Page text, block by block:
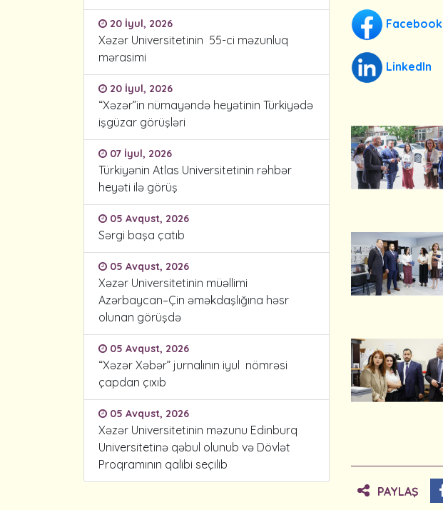
20 İyul, 2026
Xəzər Universitetinin 55-ci məzunluq
mərasimi
20 İyul, 2026
“Xəzər”in nümayəndə heyətinin Türkiyədə
işgüzar görüşləri
07 İyul, 2026
Türkiyənin Atlas Universitetinin rəhbər
heyəti ilə görüş
05 Avqust, 2026
Sərgi başa çatıb
05 Avqust, 2026
Xəzər Universitetinin müəllimi
Azərbaycan–Çin əməkdaşlığına həsr
olunan görüşdə
05 Avqust, 2026
“Xəzər Xəbər” jurnalının iyul nömrəsi
çapdan çıxıb
05 Avqust, 2026
Xəzər Universitetinin məzunu Edinburq
Universitetinə qəbul olunub və Dövlət
Proqramının qalibi seçilib
Facebook
LinkedIn
PAYLAŞ